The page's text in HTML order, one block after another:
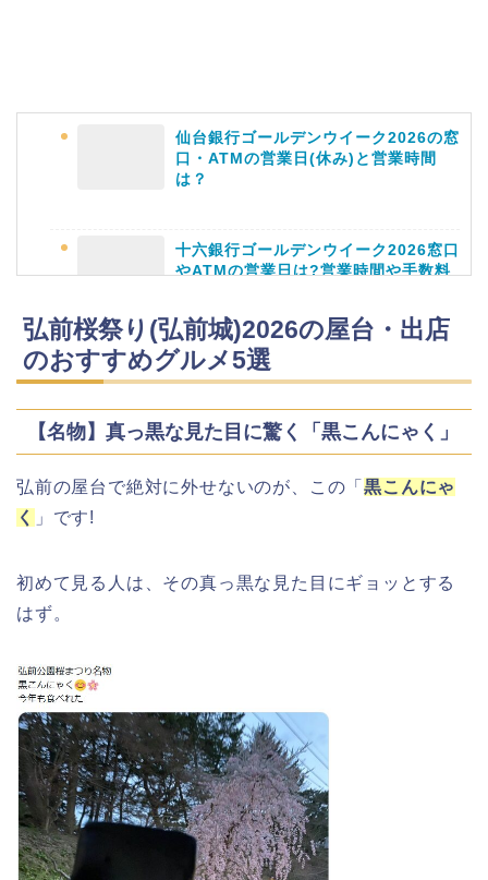
大河原桜まつり(千本桜)2026の屋台の
出店情報!混雑や渋滞も調査!
(出店)の時間はいつから?混雑状況も!
仙台銀行ゴールデンウイーク2026の窓
口・ATMの営業日(休み)と営業時間
は？
十六銀行ゴールデンウイーク2026窓口
やATMの営業日は?営業時間や手数料
業日や休みは?ATM手数料も調査!
日岡山公園の桜(花見)2026の屋台・出
店はいつまで?ライトアップ情報も!
弘前桜祭り(弘前城)2026の屋台・出店
のおすすめグルメ5選
【名物】真っ黒な見た目に驚く「黒こんにゃく」
弘前の屋台で絶対に外せないのが、この「黒こんにゃ
く
」です!
初めて見る人は、その真っ黒な見た目にギョッとする
はず。